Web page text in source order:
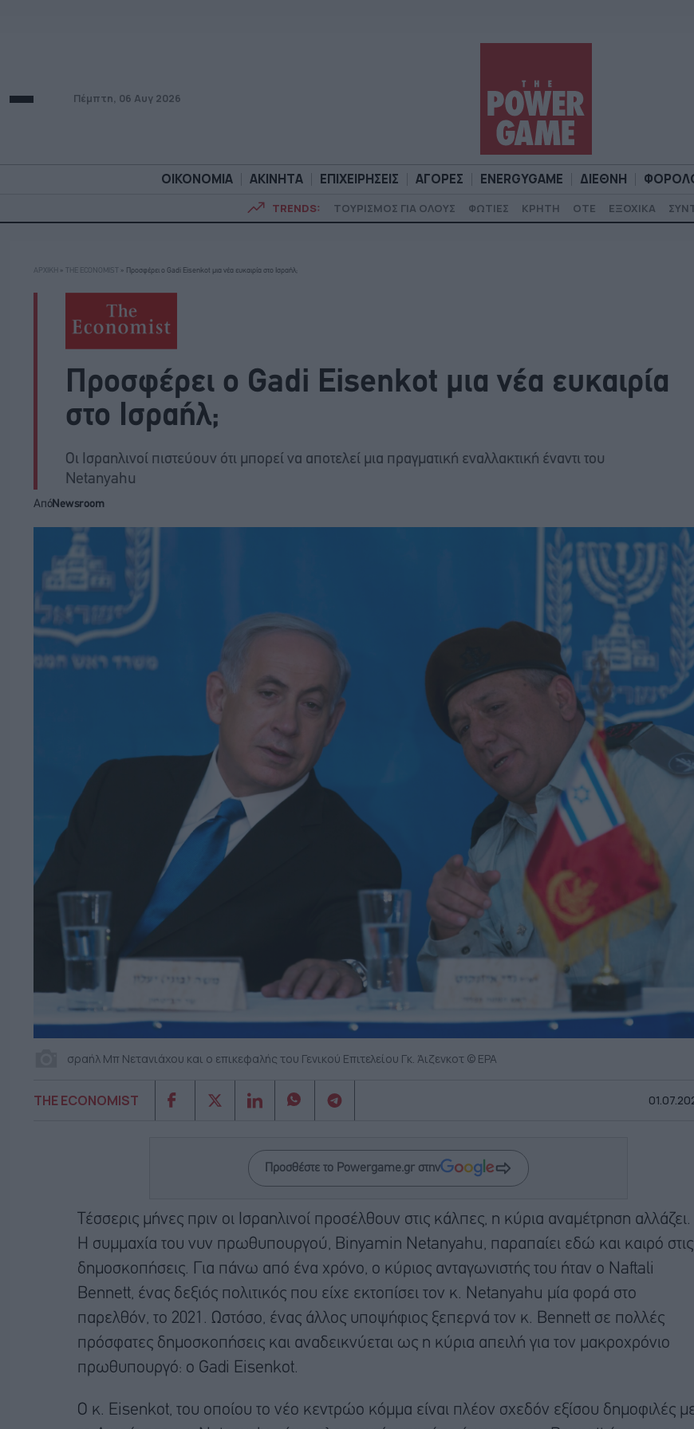
Πέμπτη, 06 Αυγ 2026
ΟΙΚΟΝΟΜΙΑ ΑΚΙΝΗΤΑ ΕΠΙΧΕΙΡΗΣΕΙΣ ΑΓΟΡΕΣ ENERGYGAME ΔΙΕΘΝΗ
TRENDS: ΤΟΥΡΙΣΜΟΣ ΓΙΑ ΟΛΟΥΣ ΦΩΤΙΕΣ ΚΡΗΤΗ ΟΤΕ ΕΞΟΧΙΚΑ
ΟΙΚΟΝΟΜΙΑ
ΑΡΧΙΚΗ » THE ECONOMIST » Προσφέρει ο Gadi Eisenkot μια νέα ευκαιρία στο Ισραήλ;
Προσφέρει ο Gadi Eisenkot μια νέα ευκαιρία
στο Ισραήλ;
Οι Ισραηλινοί πιστεύουν ότι μπορεί να αποτελεί μια πραγματική εναλλακτική έναντι του
Netanyahu
ΑπόNewsroom
σραήλ Μπ Νετανιάχου και ο επικεφαλής του Γενικού Επιτελείου Γκ. Άιζενκοτ © EPA
THE ECONOMIST
Προσθέστε το Powergame.gr στην
Τέσσερις μήνες πριν οι Ισραηλινοί προσέλθουν στις κάλπες, η κύρια αναμέτρηση αλλάζει.
Η συμμαχία του νυν πρωθυπουργού, Binyamin Netanyahu, παραπαίει εδώ και καιρό στις
δημοσκοπήσεις. Για πάνω από ένα χρόνο, ο κύριος ανταγωνιστής του ήταν ο Naftali
Bennett, ένας δεξιός πολιτικός που είχε εκτοπίσει τον κ. Netanyahu μία φορά στο
παρελθόν, το 2021. Ωστόσο, ένας άλλος υποψήφιος ξεπερνά τον κ. Bennett σε πολλές
πρόσφατες δημοσκοπήσεις και αναδεικνύεται ως η κύρια απειλή για τον μακροχρόνιο
πρωθυπουργό: ο Gadi Eisenkot.
Ο κ. Eisenkot, του οποίου το νέο κεντρώο κόμμα είναι πλέον σχεδόν εξίσου δημοφιλές